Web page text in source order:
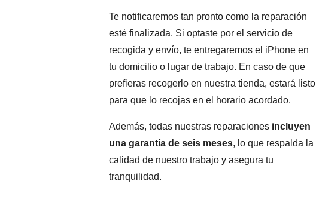
Te notificaremos tan pronto como la reparación
esté finalizada. Si optaste por el servicio de
recogida y envío, te entregaremos el iPhone en
tu domicilio o lugar de trabajo. En caso de que
prefieras recogerlo en nuestra tienda, estará listo
para que lo recojas en el horario acordado.
Además, todas nuestras reparaciones incluyen
una garantía de seis meses, lo que respalda la
calidad de nuestro trabajo y asegura tu
tranquilidad.